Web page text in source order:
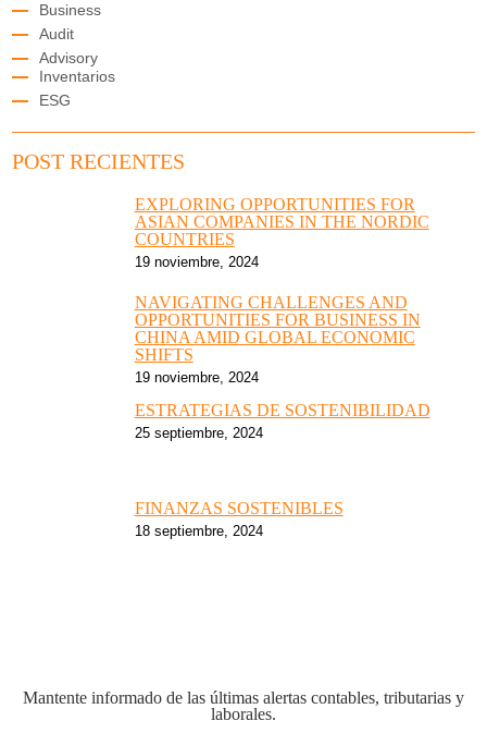
Business
Audit
Advisory
Inventarios
ESG
POST RECIENTES
EXPLORING OPPORTUNITIES FOR
ASIAN COMPANIES IN THE NORDIC
COUNTRIES
19 noviembre, 2024
NAVIGATING CHALLENGES AND
OPPORTUNITIES FOR BUSINESS IN
CHINA AMID GLOBAL ECONOMIC
SHIFTS
19 noviembre, 2024
ESTRATEGIAS DE SOSTENIBILIDAD
25 septiembre, 2024
FINANZAS SOSTENIBLES
18 septiembre, 2024
Mantente informado de las últimas alertas contables, tributarias y
laborales.